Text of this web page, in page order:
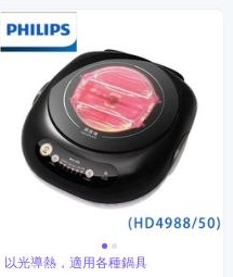
以光導熱，適用各種鍋具